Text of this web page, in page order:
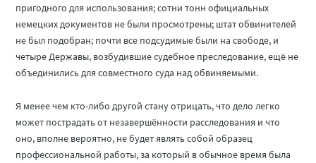
пригодного для использования; сотни тонн официальных
немецких документов не были просмотрены; штат обвинителей
не был подобран; почти все подсудимые были на свободе, и
четыре Державы, возбудившие судебное преследование, ещё не
объединились для совместного суда над обвиняемыми.
Я менее чем кто-либо другой стану отрицать, что дело легко
может пострадать от незавершённости расследования и что
оно, вполне вероятно, не будет являть собой образец
профессиональной работы, за который в обычное время была